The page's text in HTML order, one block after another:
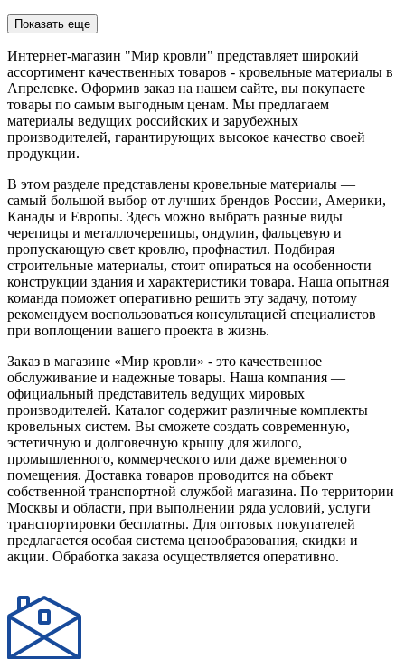
Показать еще
Интернет-магазин "Мир кровли" представляет широкий
ассортимент качественных товаров - кровельные материалы в
Апрелевке. Оформив заказ на нашем сайте, вы покупаете
товары по самым выгодным ценам. Мы предлагаем
материалы ведущих российских и зарубежных
производителей, гарантирующих высокое качество своей
продукции.
В этом разделе представлены кровельные материалы —
самый большой выбор от лучших брендов России, Америки,
Канады и Европы. Здесь можно выбрать разные виды
черепицы и металлочерепицы, ондулин, фальцевую и
пропускающую свет кровлю, профнастил. Подбирая
строительные материалы, стоит опираться на особенности
конструкции здания и характеристики товара. Наша опытная
команда поможет оперативно решить эту задачу, потому
рекомендуем воспользоваться консультацией специалистов
при воплощении вашего проекта в жизнь.
Заказ в магазине «Мир кровли» - это качественное
обслуживание и надежные товары. Наша компания —
официальный представитель ведущих мировых
производителей. Каталог содержит различные комплекты
кровельных систем. Вы сможете создать современную,
эстетичную и долговечную крышу для жилого,
промышленного, коммерческого или даже временного
помещения. Доставка товаров проводится на объект
собственной транспортной службой магазина. По территории
Москвы и области, при выполнении ряда условий, услуги
транспортировки бесплатны. Для оптовых покупателей
предлагается особая система ценообразования, скидки и
акции. Обработка заказа осуществляется оперативно.